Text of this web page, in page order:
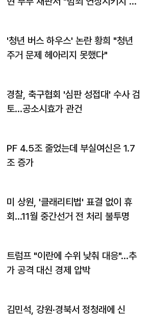
'청년 버스 하우스' 논란 황희 "청년
주거 문제 헤아리지 못했다"
경찰, 축구협회 '심판 성접대' 수사 검
토…공소시효가 관건
PF 4.5조 줄었는데 부실여신은 1.7
조 증가
미 상원, '클래리티법' 표결 없이 휴
회…11월 중간선거 전 처리 불투명
트럼프 "이란에 수위 낮춰 대응"…추
가 공격 대신 경제 압박
김민석, 강원·경북서 정청래에 신